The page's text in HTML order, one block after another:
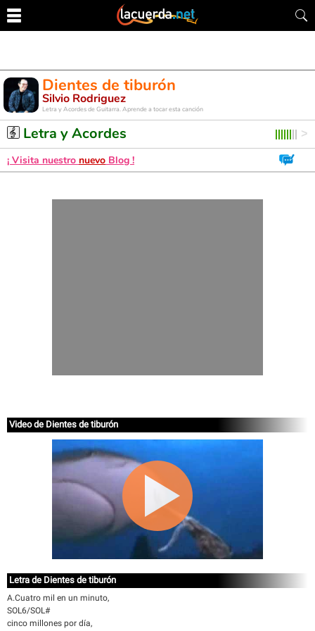
Dientes de tiburón
Silvio Rodriguez
Letra y Acordes de Guitarra. Aprende a tocar esta canción
Letra y Acordes
¡ Visita nuestro nuevo Blog !
Video de Dientes de tiburón
Letra de Dientes de tiburón
A.Cuatro mil en un minuto,
SOL6/SOL#
cinco millones por día,